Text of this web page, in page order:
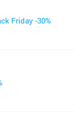
Friday -30%